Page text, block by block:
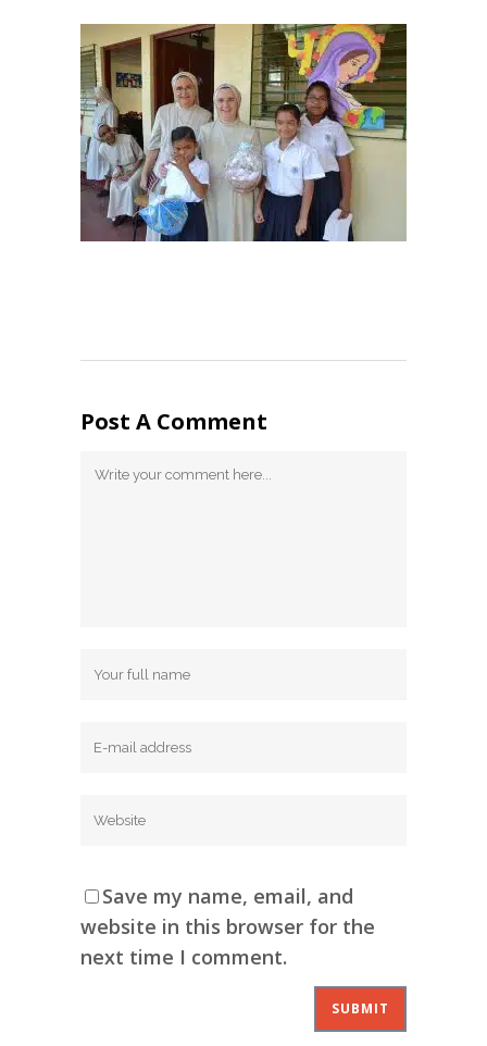
Post A Comment
Save my name, email, and
website in this browser for the
next time I comment.